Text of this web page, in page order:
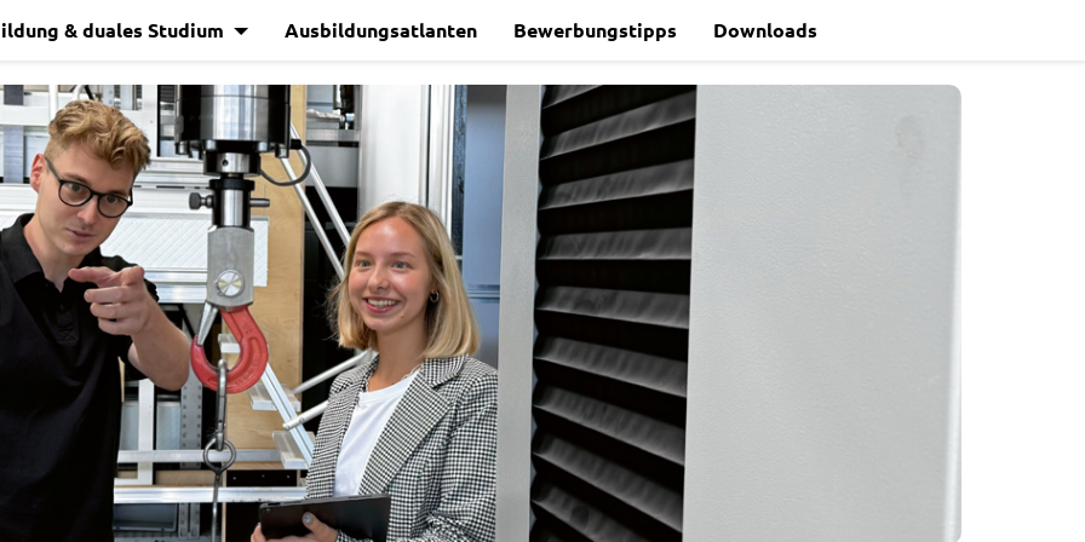
& duales Studium Ausbildungsatlanten Bewerbungstipps Downloads